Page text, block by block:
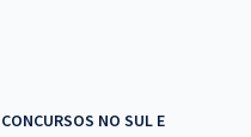
CONCURSOS NO SUL E